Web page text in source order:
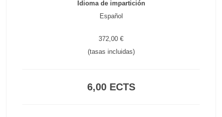
Idioma de impartición
Español
372,00 €
(tasas incluidas)
6,00 ECTS